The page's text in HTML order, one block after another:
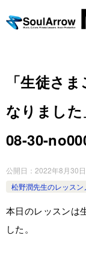
「生徒さ
なりまし
08-30-­
公開日： 2022年8月30日
松野潤先生のレッスン
本日のレッスンは
した。